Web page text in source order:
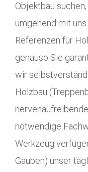
Objektbau
umgehend mit
Referenzen für
genauso Sie
wir
Holzbau
notwendige
Werkzeug
Gauben) unser